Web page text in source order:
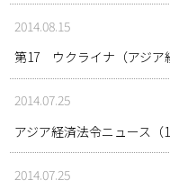
2014.08.15
第17 ウクライナ（アジア
2014.07.25
アジア経済法令ニュース（
2014.07.25